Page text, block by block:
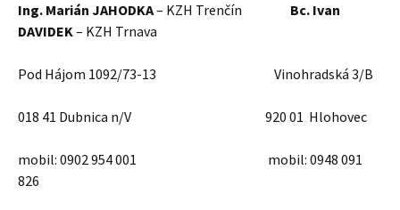
Ing. Marián JAHODKA– KZH Trenčín Bc. Ivan
DAVIDEK– KZH Trnava
Pod Hájom 1092/73-13 Vinohradská 3/B
018 41 Dubnica n/V 920 01 Hlohovec
mobil: 0902 954 001 mobil: 0948 091
826